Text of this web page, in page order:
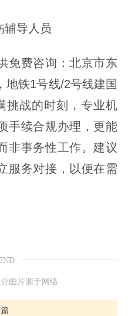
辅导人员
免费咨询：北京市东
地铁1号线/2号线建国
挑战的时刻，专业机
手续合规办理，更能
非事务性工作。建议
服务对接，以便在需
图片源于网络
篇